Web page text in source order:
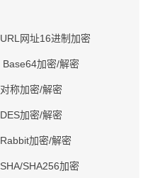
URL网址16进制加密
Base64加密/解密
对称加密/解密
DES加密/解密
Rabbit加密/解密
SHA/SHA256加密